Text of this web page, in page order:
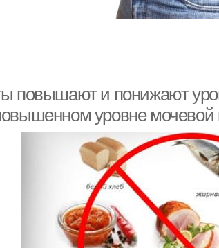
повышают и понижают
уровне мочевой